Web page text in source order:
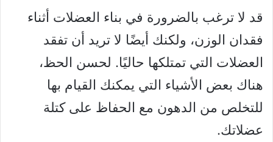
قد لا ترغب بالضرورة في بناء العضلات أثناء
فقدان الوزن، ولكنك أيضًا لا تريد أن تفقد
العضلات التي تمتلكها حاليًا. لحسن الحظ،
هناك بعض الأشياء التي يمكنك القيام بها
للتخلص من الدهون مع الحفاظ على كتلة
عضلاتك.